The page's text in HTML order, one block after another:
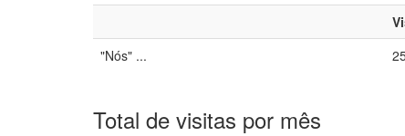
"Nós" ...
Total de visitas por mês